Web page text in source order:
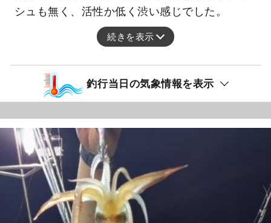
シュも無く、活性か低く渋い感じでした。
続きを表示
釣行当日の気象情報を表示